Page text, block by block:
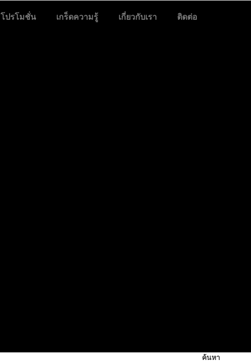
โปรโมชั่น เกร็ดความรู้ เกี่ยวกับเรา ติดต่อ
ค้นหา